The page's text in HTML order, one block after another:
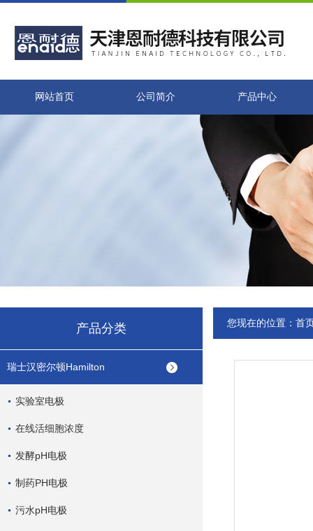
网站首页 公司简介 产品中心
产品分类
瑞士汉密尔顿Hamilton
实验室电极
在线活细胞浓度
发酵pH电极
制药PH电极
污水pH电极
您现在的位置： 首